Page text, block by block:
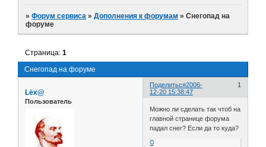
»Форум сервиса »Дополнения к форумам »Снегопад на
форуме
Снегопад на форуме
Страница:1
Поделиться 1
2006-
12-20 15:38:47
Lёx@
Пользователь
Можно ли сделать так чтоб на
главной странице форума
падал снег? Если да то куда?
0